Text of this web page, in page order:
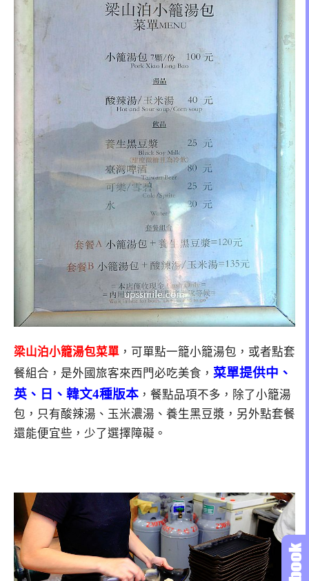
梁山泊小籠湯包菜單 ，可單點一籠小籠湯包，或者點套
餐組合，是外國旅客來西門必吃美食， 菜單提供中、
英、日、韓文4種版本 ，餐點品項不多，除了小籠湯
包，只有酸辣湯、玉米濃湯、養生黑豆漿，另外點套餐
還能便宜些，少了選擇障礙。